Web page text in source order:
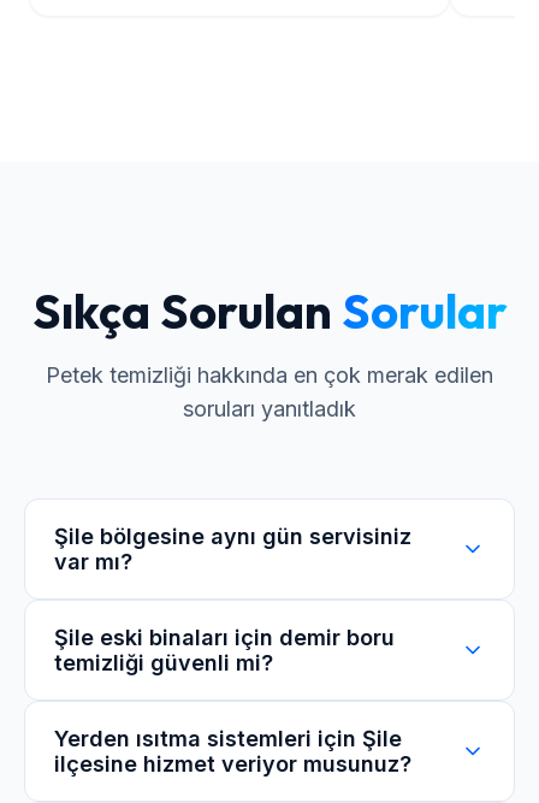
Sıkça Sorulan Sorular
Petek temizliği hakkında en çok merak edilen
soruları yanıtladık
Şile bölgesine aynı gün servisiniz
var mı?
Evet, Şile ve çevresi için mobil servis
araçlarımız sürekli ring halindedir. Çağrı
sağlayabiliyoruz.
Şile eski binaları için demir boru
temizliği güvenli mi?
Elbette. Şile'nin tarihi veya eski yapılarına özel,
yüksek basınçtan ziyade titreşim ve özel
Yerden ısıtma sistemleri için Şile
ilçesine hizmet veriyor musunuz?